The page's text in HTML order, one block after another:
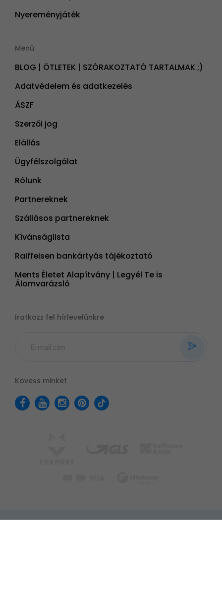
Nyereményjáték
Menü
BLOG | ÖTLETEK | SZÓRAKOZTATÓ TARTALMAK ;)
Adatvédelem és adatkezelés
ÁSZF
Szerzői jog
Elállás
Ügyfélszolgálat
Rólunk
Partnereknek
Szállásos partnereknek
Kívánságlista
Raiffeisen bankártyás tájékoztató
Ments Életet Alapítvány | Legyél Te is
Álomvarázsló
Iratkozz fel hírlevelünkre
Kövess minket